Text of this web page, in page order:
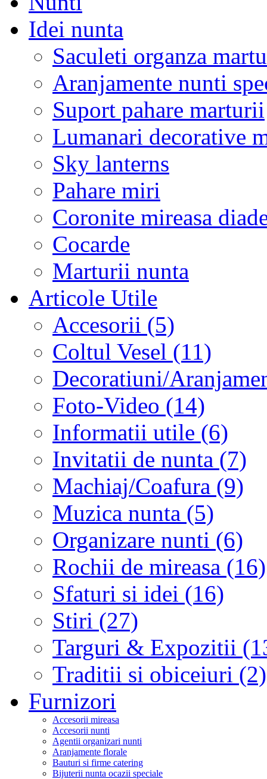
Idei nunta
Saculeti organza
Aranjamente nunti
Suport pahare marturii
Lumanari decorative
Sky lanterns
Pahare miri
Coronite mireasa
Cocarde
Marturii nunta
Articole Utile
Accesorii (5)
Coltul Vesel (11)
Decoratiuni/
Foto-Video (14)
Informatii utile (6)
Invitatii de nunta (7)
Machiaj/Coafura (9)
Muzica nunta (5)
Organizare nunti (6)
Rochii de mireasa (16)
Sfaturi si idei (16)
Stiri (27)
Targuri & Expozitii
Traditii si obiceiuri (2)
Furnizori
Accesorii mireasa
Accesorii nunti
Agentii organizari nunti
Aranjamente florale
Bauturi si firme catering
Bijuterii nunta ocazii speciale